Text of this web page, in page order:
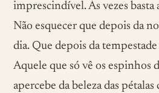
imprescindível. Às vezes basta
Não esquecer que depois da
dia. Que depois da
Aquele que só vê os espinhos
apercebe da beleza das